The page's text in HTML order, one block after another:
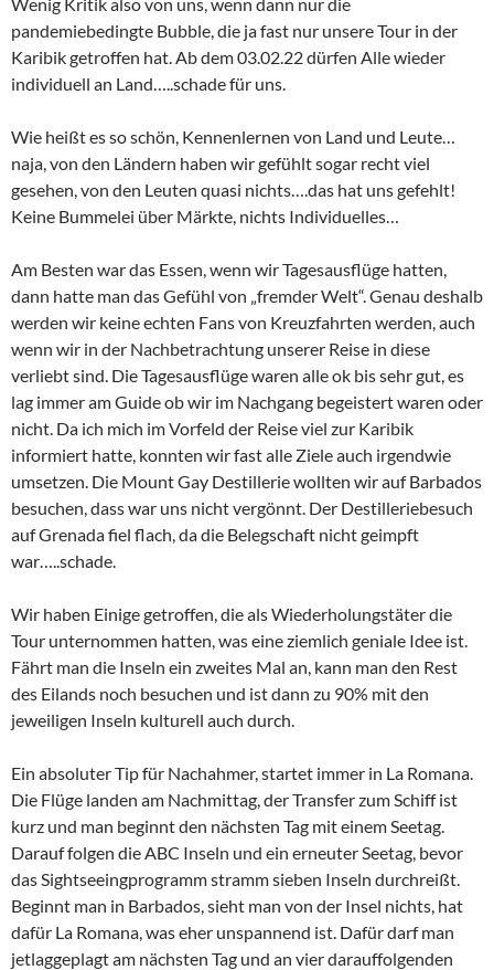
pandemiebedingte Bubble, die ja fast nur unsere Tour in der
Karibik getroffen hat. Ab dem 03.02.22 dürfen Alle wieder
individuell an Land…..schade für uns.
Wie heißt es so schön, Kennenlernen von Land und Leute…
naja, von den Ländern haben wir gefühlt sogar recht viel
gesehen, von den Leuten quasi nichts….das hat uns gefehlt!
Keine Bummelei über Märkte, nichts Individuelles…
Am Besten war das Essen, wenn wir Tagesausflüge hatten,
dann hatte man das Gefühl von „fremder Welt“. Genau deshalb
werden wir keine echten Fans von Kreuzfahrten werden, auch
wenn wir in der Nachbetrachtung unserer Reise in diese
verliebt sind. Die Tagesausflüge waren alle ok bis sehr gut, es
lag immer am Guide ob wir im Nachgang begeistert waren oder
nicht. Da ich mich im Vorfeld der Reise viel zur Karibik
informiert hatte, konnten wir fast alle Ziele auch irgendwie
umsetzen. Die Mount Gay Destillerie wollten wir auf Barbados
besuchen, dass war uns nicht vergönnt. Der Destilleriebesuch
auf Grenada fiel flach, da die Belegschaft nicht geimpft
war…..schade.
Wir haben Einige getroffen, die als Wiederholungstäter die
Tour unternommen hatten, was eine ziemlich geniale Idee ist.
Fährt man die Inseln ein zweites Mal an, kann man den Rest
des Eilands noch besuchen und ist dann zu 90% mit den
jeweiligen Inseln kulturell auch durch.
Ein absoluter Tip für Nachahmer, startet immer in La Romana.
Die Flüge landen am Nachmittag, der Transfer zum Schiff ist
kurz und man beginnt den nächsten Tag mit einem Seetag.
Darauf folgen die ABC Inseln und ein erneuter Seetag, bevor
das Sightseeingprogramm stramm sieben Inseln durchreißt.
Beginnt man in Barbados, sieht man von der Insel nichts, hat
dafür La Romana, was eher unspannend ist. Dafür darf man
jetlaggeplagt am nächsten Tag und an vier darauffolgenden